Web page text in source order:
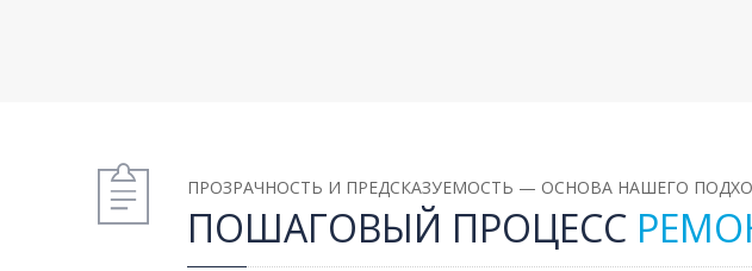
ПРОЗРАЧНОСТЬ И ПРЕДСКАЗУЕМОСТЬ — ОСНОВА НАШЕГО
ПОШАГОВЫЙ ПРОЦЕСС